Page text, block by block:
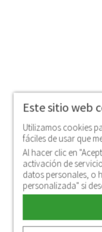
Este sitio web
Utilizamos cookies
fáciles de usar que
Al hacer clic en
activación de
datos personales, o
personalizada" si